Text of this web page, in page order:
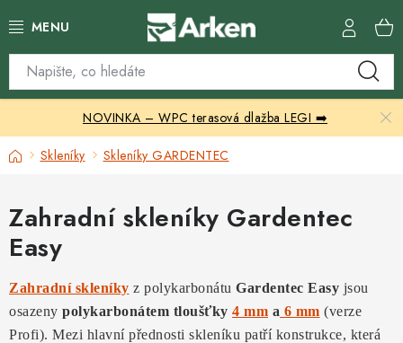
na
Skleníky
Zahradní přístřešky
Grily a ohniště
Vytápění
Kontakty
NOVINKA – WPC terasová dlažba LEGI ➡️
DomůSkleníky Skleníky GARDENTEC
Zahradní skleníky Gardentec
Easy
Zahradní skleníky z polykarbonátu Gardentec Easy jsou
osazeny polykarbonátem tloušťky 4 mm a 6 mm (verze
Profi). Mezi hlavní přednosti skleníku patří konstrukce, která